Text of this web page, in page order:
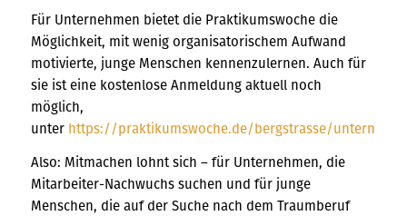
Für Unternehmen bietet die Praktikumswoche die
Möglichkeit, mit wenig organisatorischem Aufwand
motivierte, junge Menschen kennenzulernen. Auch für
sie ist eine kostenlose Anmeldung aktuell noch
möglich,
unter https://praktikumswoche.de/bergstrasse/
Also: Mitmachen lohnt sich – für Unternehmen, die
Mitarbeiter-Nachwuchs suchen und für junge
Menschen, die auf der Suche nach dem Traumberuf